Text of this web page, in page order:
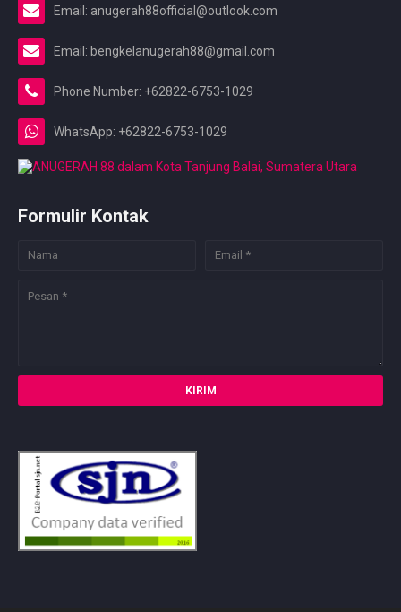
Email: anugerah88official@outlook.com
Email: bengkelanugerah88@gmail.com
Phone Number: +62822-6753-1029
WhatsApp: +62822-6753-1029
Formulir Kontak